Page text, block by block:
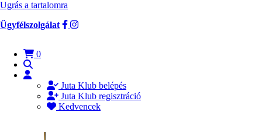
Ugrás a tartalomra
Ügyfélszolgálat
0
Juta Klub belépés
Juta Klub regisztráció
Kedvencek